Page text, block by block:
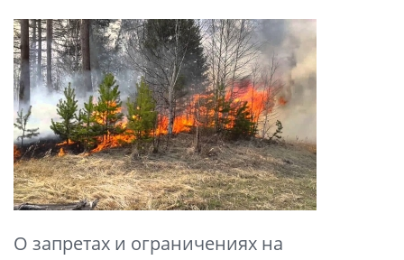
О запретах и ограничениях на